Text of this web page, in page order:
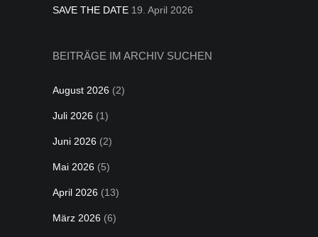
SAVE THE DATE 19. April 2026
BEITRÄGE IM ARCHIV SUCHEN
August 2026 (2)
Juli 2026 (1)
Juni 2026 (2)
Mai 2026 (5)
April 2026 (13)
März 2026 (6)